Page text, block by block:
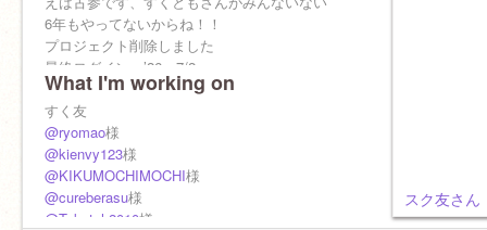
6年もやってないからね！！
プロジェクト削除しました
最終ログイン ’26 7/2
psr.b22
../\…/.
(˶ㅇᗜㅇ˶) ⑉♥
(つ旦⊂)
What I'm working on
すく友
@ryomao様
@kienvy123様
@KIKUMOCHIMOCHI様
@cureberasu様
@Taketch2010様
スク友さん